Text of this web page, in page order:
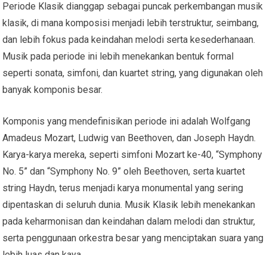
Periode Klasik dianggap sebagai puncak perkembangan musik
klasik, di mana komposisi menjadi lebih terstruktur, seimbang,
dan lebih fokus pada keindahan melodi serta kesederhanaan.
Musik pada periode ini lebih menekankan bentuk formal
seperti sonata, simfoni, dan kuartet string, yang digunakan oleh
banyak komponis besar.
Komponis yang mendefinisikan periode ini adalah Wolfgang
Amadeus Mozart, Ludwig van Beethoven, dan Joseph Haydn.
Karya-karya mereka, seperti simfoni Mozart ke-40, “Symphony
No. 5” dan “Symphony No. 9” oleh Beethoven, serta kuartet
string Haydn, terus menjadi karya monumental yang sering
dipentaskan di seluruh dunia. Musik Klasik lebih menekankan
pada keharmonisan dan keindahan dalam melodi dan struktur,
serta penggunaan orkestra besar yang menciptakan suara yang